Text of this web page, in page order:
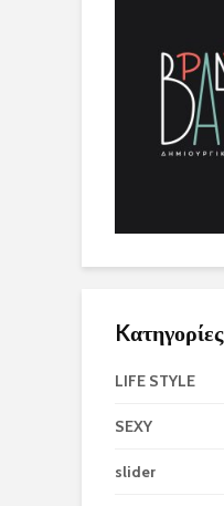
Kατηγορίες
LIFE STYLE
SEXY
slider